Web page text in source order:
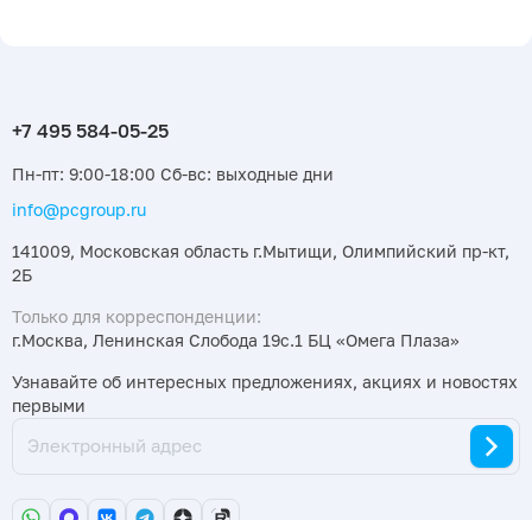
Пн-пт: 9:00-18:00 Сб-вс: выходные дни
info@pcgroup.ru
141009, Московская область г.Мытищи, Олимпийский пр-кт,
2Б
Только для корреспонденции:
г.Москва, Ленинская Слобода 19с.1 БЦ «Омега Плаза»
Узнавайте об интересных предложениях, акциях и новостях
первыми